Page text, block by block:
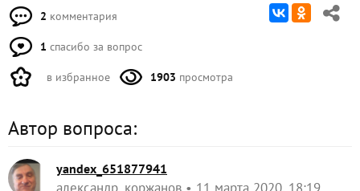
2 комментария
1 спасибо за вопрос
в избранное 1903 просмотра
Автор вопроса:
yandex_651877941
александр. коржанов 11 марта 2020, 18:19